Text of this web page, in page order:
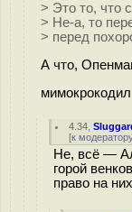
> Это то, что
> Не-а, то
> перед
А что,
мимокрокодил
4.34 ,
[к
Не, всё —
горой
право на